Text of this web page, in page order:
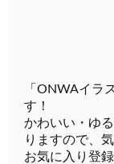
「ONWAイラ
す！
かわいい・ゆ
りますので、
お気に入り登